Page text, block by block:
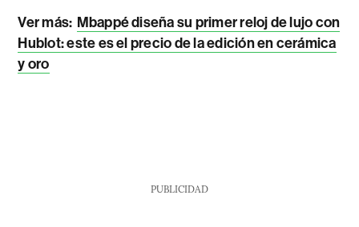
Ver más: Mbappé diseña su primer reloj de lujo con
Hublot: este es el precio de la edición en cerámica
y oro
PUBLICIDAD